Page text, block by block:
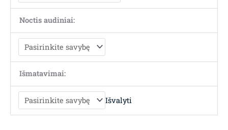
Noctis audiniai:
Išmatavimai:
Išvalyti